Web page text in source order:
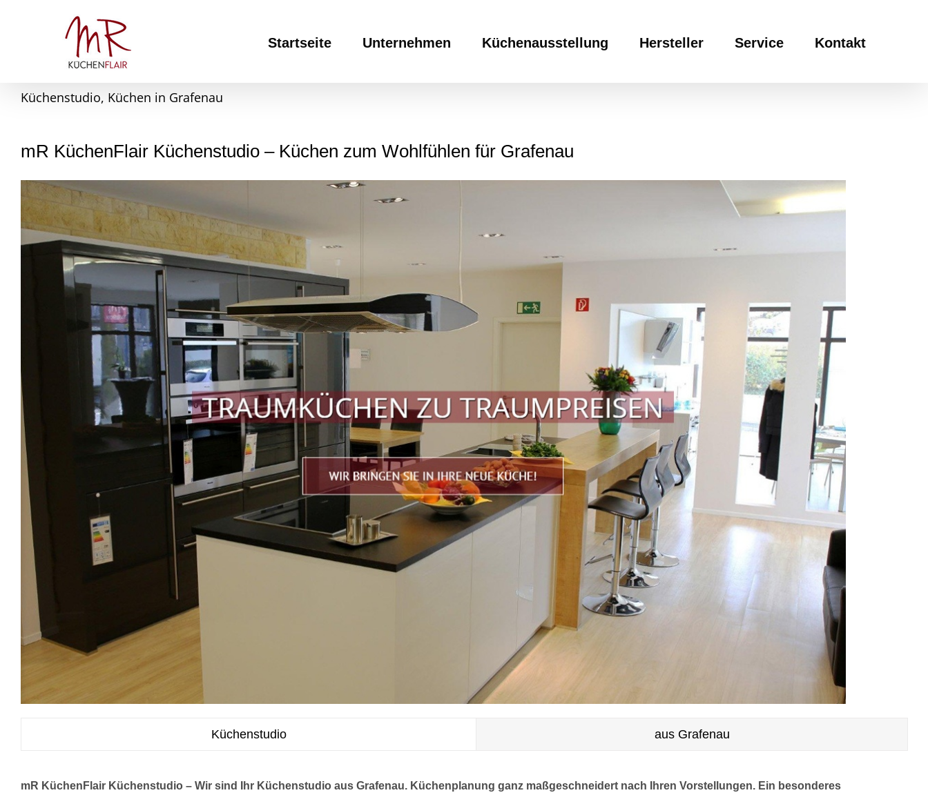
Startseite Unternehmen Küchenausstellung Hersteller Service Kontakt
Küchenstudio, Küchen in Grafenau
mR KüchenFlair Küchenstudio – Küchen zum Wohlfühlen für Grafenau
Küchenstudio aus Grafenau
mR KüchenFlair Küchenstudio – Wir sind Ihr Küchenstudio aus Grafenau. Küchenplanung ganz maßgeschneidert nach Ihren Vorstellungen. Ein besonderes